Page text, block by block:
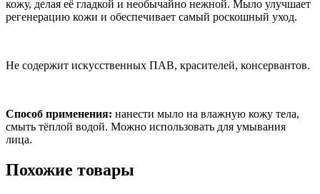
кожу, делая её гладкой и необычайно нежной. Мыло улучшает
регенерацию кожи и обеспечивает самый роскошный уход.
Не содержит искусственных ПАВ, красителей, консервантов.
Способ применения: нанести мыло на влажную кожу тела,
смыть тёплой водой. Можно использовать для умывания
лица.
Похожие товары